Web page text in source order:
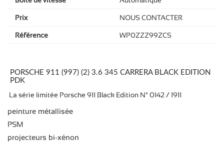
Prix NOUS CONTACTER
Référence WP0ZZZ99ZCS
PORSCHE 911 (997) (2) 3.6 345 CARRERA BLACK EDITION
PDK
La série limitée Porsche 911 Black Edition N° 0142 / 1911
peinture métallisée
PSM
projecteurs bi-xénon